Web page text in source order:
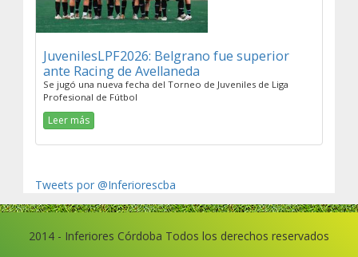
JuvenilesLPF2026: Belgrano fue superior
ante Racing de Avellaneda
Se jugó una nueva fecha del Torneo de Juveniles de Liga
Profesional de Fútbol
Leer más
Tweets por @Inferiorescba
2014 - Inferiores Córdoba Todos los derechos reservados